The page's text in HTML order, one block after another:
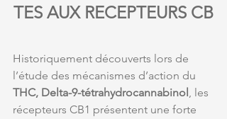
TES AUX RECEPTEURS CB
Historiquement découverts lors de
l’étude des mécanismes d’action du
THC, Delta-9-tétrahydrocannabinol , les
récepteurs CB1 présentent une forte